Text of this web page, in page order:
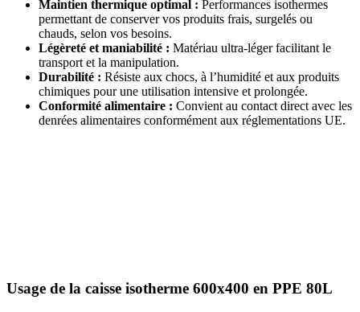
Maintien thermique optimal : Performances isothermes
permettant de conserver vos produits frais, surgelés ou
chauds, selon vos besoins.
Légèreté et maniabilité : Matériau ultra-léger facilitant le
transport et la manipulation.
Durabilité : Résiste aux chocs, à l’humidité et aux produits
chimiques pour une utilisation intensive et prolongée.
Conformité alimentaire : Convient au contact direct avec les
denrées alimentaires conformément aux réglementations UE.
Usage de la caisse isotherme 600x400 en PPE 80L